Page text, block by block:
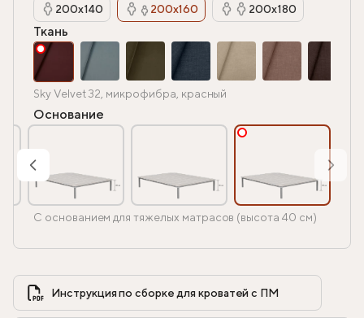
200х140 200х160 200х180
Ткань
Sky Velvet 32, микрофибра, красный
Основание
С основанием для тяжелых матрасов (высота 40 см)
Инструкция по сборке для кроватей с ПМ